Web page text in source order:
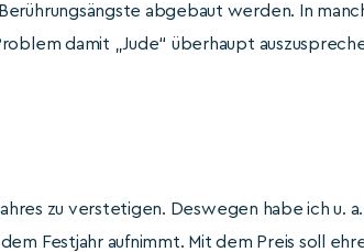
abgebaut werden. In
damit „Jude“ überhaupt
zu verstetigen. Deswegen habe ich u.
Festjahr aufnimmt. Mit dem Preis soll